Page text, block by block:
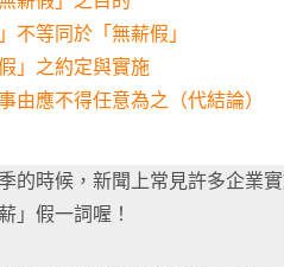
不等同於「無薪假」
」之約定與實施
由應不得任意為之（代結論）
的時候，新聞上常見許多企業
」假一詞喔！